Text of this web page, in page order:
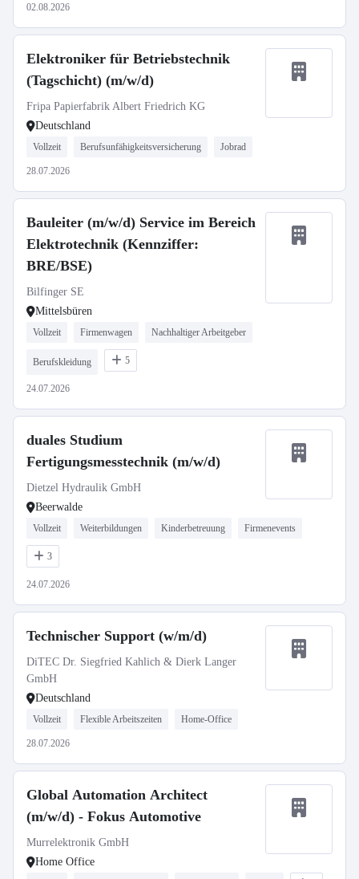
02.08.2026
Elektroniker für Betriebstechnik
(Tagschicht) (m/w/d)
Fripa Papierfabrik Albert Friedrich KG
Deutschland
Vollzeit Berufsunfähigkeitsversicherung Jobrad
28.07.2026
Bauleiter (m/w/d) Service im Bereich
Elektrotechnik (Kennziffer:
BRE/BSE)
Bilfinger SE
Mittelsbüren
Vollzeit Firmenwagen Nachhaltiger Arbeitgeber
Berufskleidung 5
24.07.2026
duales Studium
Fertigungsmesstechnik (m/w/d)
Dietzel Hydraulik GmbH
Beerwalde
Vollzeit Weiterbildungen Kinderbetreuung Firmenevents
3
24.07.2026
Technischer Support (w/m/d)
DiTEC Dr. Siegfried Kahlich & Dierk Langer
GmbH
Deutschland
Vollzeit Flexible Arbeitszeiten Home-Office
28.07.2026
Global Automation Architect
(m/w/d) - Fokus Automotive
Murrelektronik GmbH
Home Office